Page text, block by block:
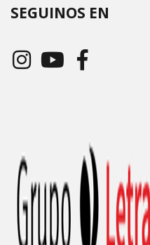
SEGUINOS EN